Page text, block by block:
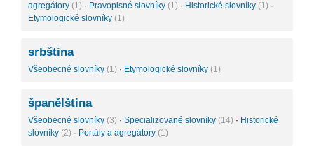
agregátory (1) · Pravopisné slovníky (1) · Historické slovníky (1) ·
Etymologické slovníky (1)
srbština
Všeobecné slovníky (1) · Etymologické slovníky (1)
španělština
Všeobecné slovníky (3) · Specializované slovníky (14) · Historické
slovníky (2) · Portály a agregátory (1)